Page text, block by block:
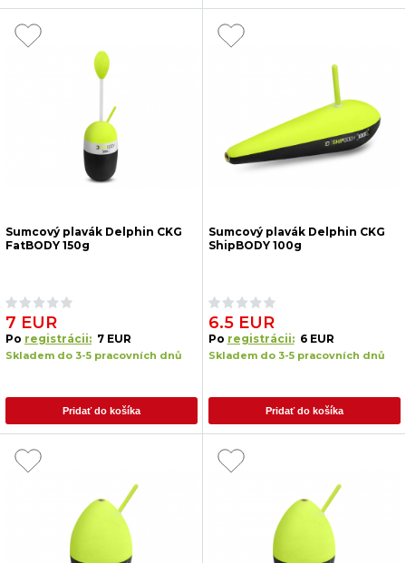
Sumcový plavák Delphin CKG
FatBODY 150g
7 EUR
Po registrácii: 7 EUR
Skladem do 3-5 pracovních dnů
Pridať do košíka
Sumcový plavák Delphin CKG
ShipBODY 100g
6.5 EUR
Po registrácii: 6 EUR
Skladem do 3-5 pracovních dnů
Pridať do košíka